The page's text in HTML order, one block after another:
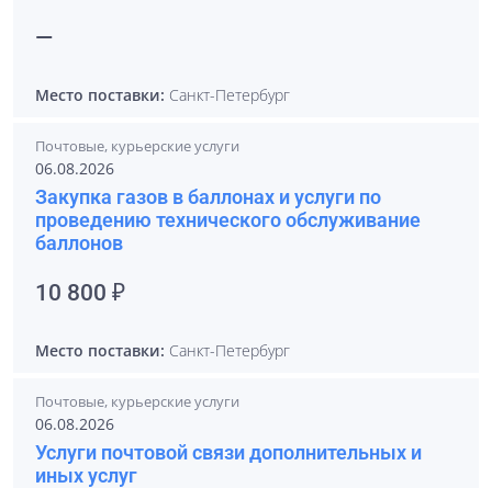
—
Место поставки: Санкт-Петербург
Почтовые, курьерские услуги
06.08.2026
Закупка газов в баллонах и услуги по
проведению технического обслуживание
баллонов
10 800 ₽
Место поставки: Санкт-Петербург
Почтовые, курьерские услуги
06.08.2026
Услуги почтовой связи дополнительных и
иных услуг